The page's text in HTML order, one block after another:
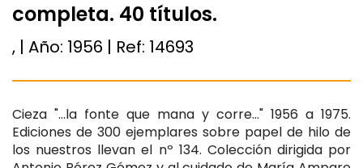
completa. 40 títulos.
, | Año: 1956 | Ref: 14693
Cieza "...la fonte que mana y corre..." 1956 a 1975.
Ediciones de 300 ejemplares sobre papel de hilo de
los nuestros llevan el nº 134. Colección dirigida por